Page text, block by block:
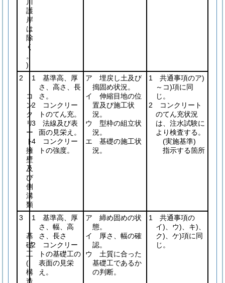
護
岸
は
除
く
。
)
2
コ
ン
ク
リ
ー
ト
擁
壁
及
び
側
溝
類
1 基準高、厚
さ、高さ、長
さ。
2 コンクリー
トのてん充。
3 法線及び表
面の見栄え。
4 コンクリー
トの強度。
ア 埋戻し土及び
搗固め状況。
イ 伸縮目地の位
置及び施工状
況。
ウ 型枠の組立状
況。
エ 基礎の施工状
況。
1 共通事項のア)
～コ)項に同
じ。
2 コンクリート
のてん充状況
は、注水試験に
より検査する。
(実施基準)
指示する箇所
3
基
礎
工
(
構
造
1 基準高、厚
さ、幅、高
さ、長さ
2 コンクリー
トの基礎工の
表面の見栄
え。
ア 締め固めの状
態。
イ 厚さ、幅の確
認。
ウ 土質に合った
基礎工であるか
の判断。
1 共通事項の
イ)、ウ)、キ)、
ク)、ケ)項に同
じ。